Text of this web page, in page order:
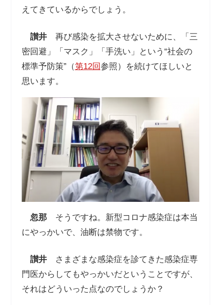
えてきているからでしょう。
讃井再び感染を拡大させないために、「三
密回避」「マスク」「手洗い」という“社会の
標準予防策”（第12回参照）を続けてほしいと
思います。
忽那そうですね。新型コロナ感染症は本当
にやっかいで、油断は禁物です。
讃井さまざまな感染症を診てきた感染症専
門医からしてもやっかいだということですが、
それはどういった点なのでしょうか？